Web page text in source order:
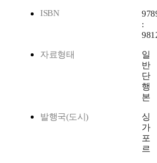
ISBN
:
자료형태
일
반
단
행
본
발행국(도시)
싱
가
포
르